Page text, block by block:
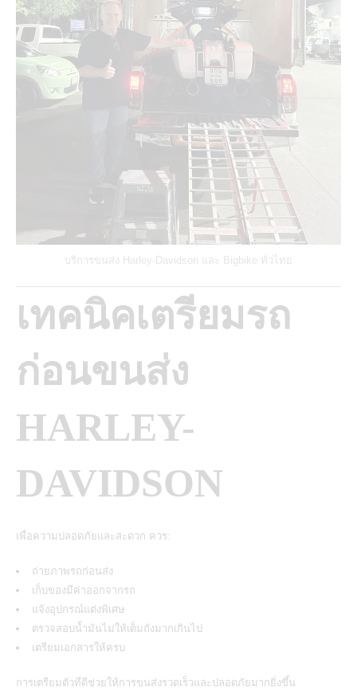
บริการขนส่ง Harley-Davidson และ Bigbike ทั่วไทย
เทคนิคเตรียมรถ
ก่อนขนส่ง
HARLEY-
DAVIDSON
เพื่อความปลอดภัยและสะดวก ควร:
ถ่ายภาพรถก่อนส่ง
เก็บของมีค่าออกจากรถ
แจ้งอุปกรณ์แต่งพิเศษ
ตรวจสอบน้ำมันไม่ให้เต็มถังมากเกินไป
เตรียมเอกสารให้ครบ
การเตรียมตัวที่ดีช่วยให้การขนส่งรวดเร็วและปลอดภัยมากยิ่งขึ้น